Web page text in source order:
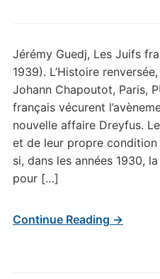
Jérémy Guedj, Les Juifs
1939). L’Histoire
Johann Chapoutot, Paris,
français vécurent
nouvelle affaire Dreyfus.
et de leur propre
si, dans les années 1930,
pour […]
Continue Reading →